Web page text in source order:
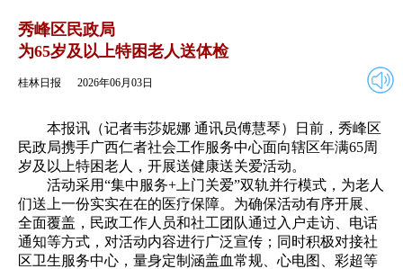
秀峰区民政局
为65岁及以上特困老人送体检
桂林日报 2026年06月03日
本报讯（记者韦莎妮娜 通讯员傅慧琴）日前，秀峰区
民政局携手广西仁者社会工作服务中心面向辖区年满65周
岁及以上特困老人，开展送健康送关爱活动。
活动采用“集中服务+上门关爱”双轨并行模式，为老人
们送上一份实实在在的医疗保障。为确保活动有序开展、
全面覆盖，民政工作人员和社工团队通过入户走访、电话
通知等方式，对活动内容进行广泛宣传；同时积极对接社
区卫生服务中心，量身定制涵盖血常规、心电图、彩超等